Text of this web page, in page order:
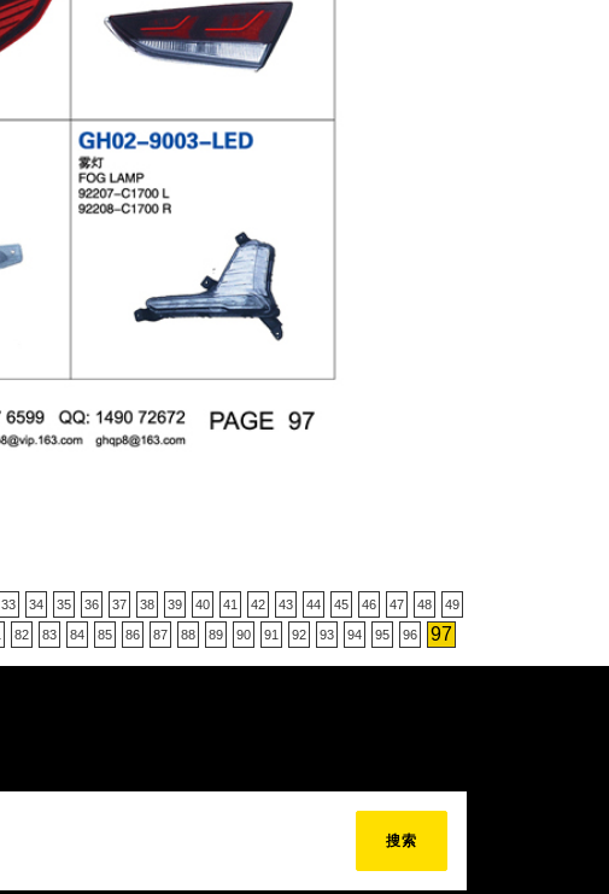
33 34 35 36 37 38 39 40 41 42 43 44 45 46 47 48 49
82 83 84 85 86 87 88 89 90 91 92 93 94 95 96 97
搜索